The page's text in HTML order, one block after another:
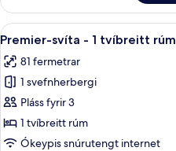
reyklaust
svíta
1
rúm
Skoða
allar
myndir
fyrir
Premier-
svíta
-
9
Premier-svíta - 1 tvíbreitt rúm
81 fermetrar
1 svefnherbergi
Pláss fyrir 3
1 tvíbreitt rúm
Ókeypis snúrutengt internet